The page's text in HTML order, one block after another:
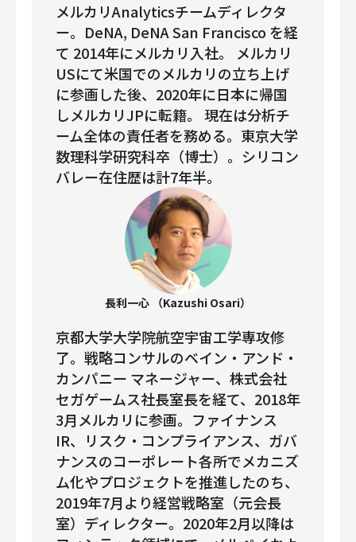
メルカリAnalyticsチームディレクタ
ー。DeNA, DeNA San Francisco を経
て 2014年にメルカリ入社。 メルカリ
USにて米国でのメルカリの立ち上げ
に参画した後、2020年に日本に帰国
しメルカリJPに転籍。 現在は分析チ
ーム全体の責任者を務める。東京大学
数理科学研究科卒（博士）。シリコン
バレー在住歴は計7年半。
長利一心 （Kazushi Osari）
京都大学大学院航空宇宙工学専攻修
了。戦略コンサルのベイン・アンド・
カンパニー マネージャー、株式会社
セガゲームス社長室長を経て、2018年
3月メルカリに参画。ファイナンス
IR、リスク・コンプライアンス、ガバ
ナンスのコーポレート各所でメカニズ
ム化やプロジェクトを推進したのち、
2019年7月より経営戦略室（元会長
室）ディレクター。2020年2月以降は